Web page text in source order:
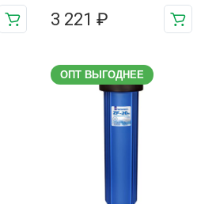
3 221 ₽
ОПТ ВЫГОДНЕЕ